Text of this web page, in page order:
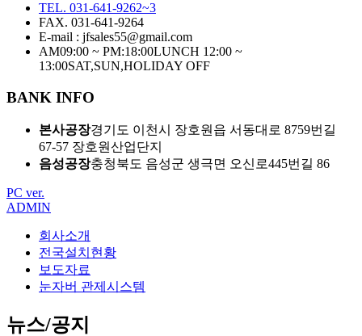
TEL. 031-641-9262~3
FAX. 031-641-9264
E-mail : jfsales55@gmail.com
AM09:00 ~ PM:18:00LUNCH 12:00 ~
13:00SAT,SUN,HOLIDAY OFF
BANK INFO
본사공장경기도 이천시 장호원읍 서동대로 8759번길
67-57 장호원산업단지
음성공장충청북도 음성군 생극면 오신로445번길 86
PC ver.
ADMIN
회사소개
전국설치현황
보도자료
눈자버 관제시스템
뉴스/공지